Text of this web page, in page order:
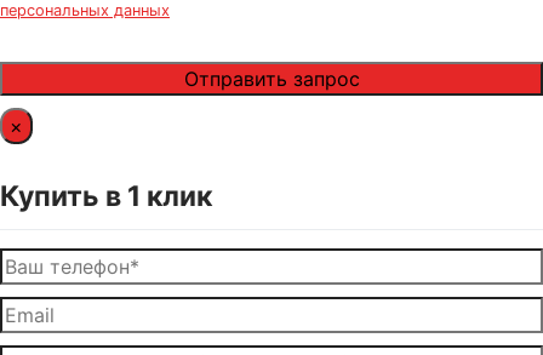
персональных данных
×
Купить в 1 клик